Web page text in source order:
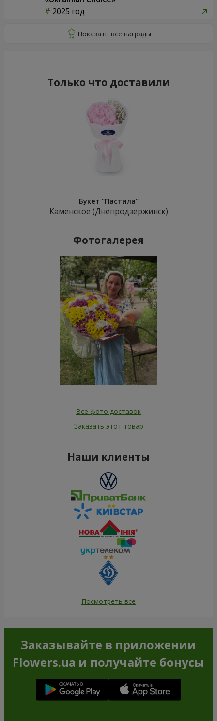
2025 год
Только что доставили
Букет "Пастила"
Каменское (Днепродзержинск)
Фотогалерея
Все фото доставок
Заказать этот товар
Наши клиенты
Посмотреть все
Заказывайте в приложении
Flowers.ua и получайте бонусы